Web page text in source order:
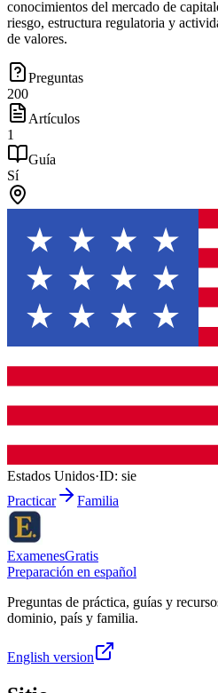
conocimientos del mercado de
riesgo, estructura regulatoria y
de valores.
Preguntas
200
Artículos
1
Guía
Sí
Estados Unidos·ID: sie
Practicar
Familia
ExamenesGratis
Preparación en español
Preguntas de práctica, guías y
dominio, país y familia.
English version